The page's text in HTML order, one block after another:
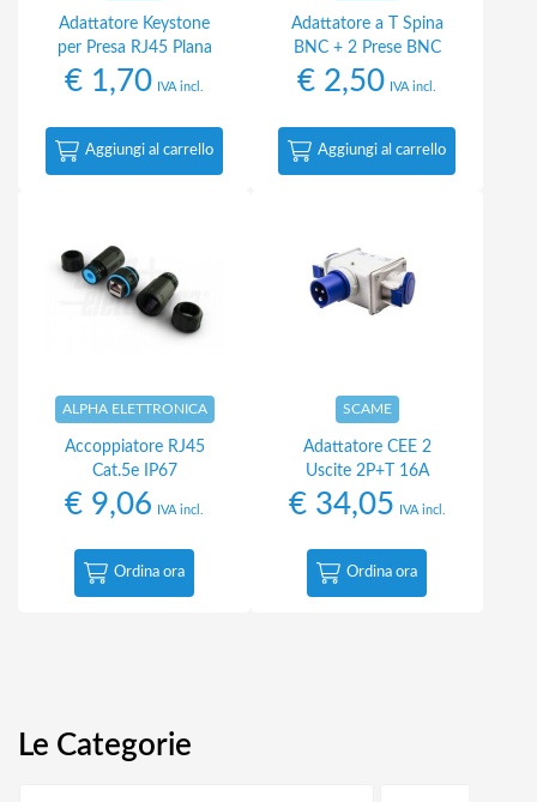
Adattatore Keystone
per Presa RJ45 Plana
€ 1,70 IVA incl.
Aggiungi al carrello
Adattatore a T Spina
BNC + 2 Prese BNC
€ 2,50 IVA incl.
Aggiungi al carrello
ALPHA ELETTRONICA
Accoppiatore RJ45
Cat.5e IP67
€ 9,06 IVA incl.
Ordina ora
SCAME
Adattatore CEE 2
Uscite 2P+T 16A
€34,05 IVA incl.
Ordina ora
Le Categorie